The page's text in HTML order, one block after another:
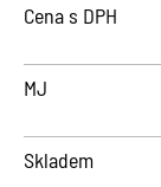
Cena s DPH
MJ
Skladem